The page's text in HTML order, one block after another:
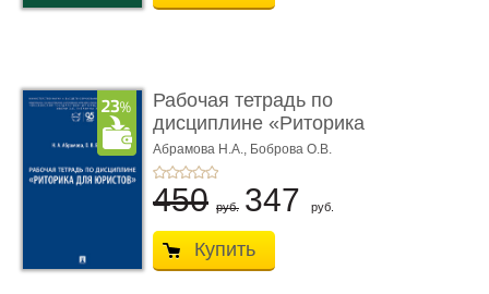
Рабочая тетрадь по
дисциплине «Риторика
для ю� ...
Абрамова Н.А., Боброва О.В.
450 руб. 347 руб.
Купить